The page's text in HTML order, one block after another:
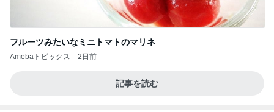
フルーツみたいなミニトマトのマリネ
Amebaトピックス 2日前
記事を読む